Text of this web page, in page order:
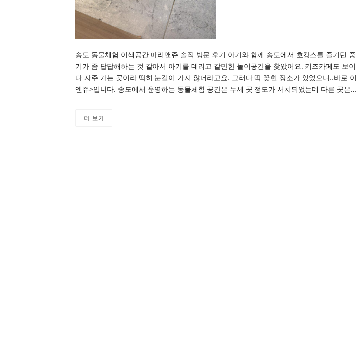
송도 동물체험 이색공간 마리앤쥬 솔직 방문 후기 아기와 함께 송도에서 호캉스를 즐기던
기가 좀 답답해하는 것 같아서 아기를 데리고 갈만한 놀이공간을 찾았어요. 키즈카페도 보
다 자주 가는 곳이라 딱히 눈길이 가지 않더라고요. 그러다 딱 꽂힌 장소가 있었으니..바로
앤쥬>입니다. 송도에서 운영하는 동물체험 공간은 두세 곳 정도가 서치되었는데 다른 곳은…
더 보기